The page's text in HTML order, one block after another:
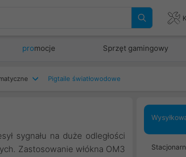
promocje Sprzęt gamingowy
Pigtaile światłowodowe
sygnału na duże odległości
Zastosowanie włókna OM3